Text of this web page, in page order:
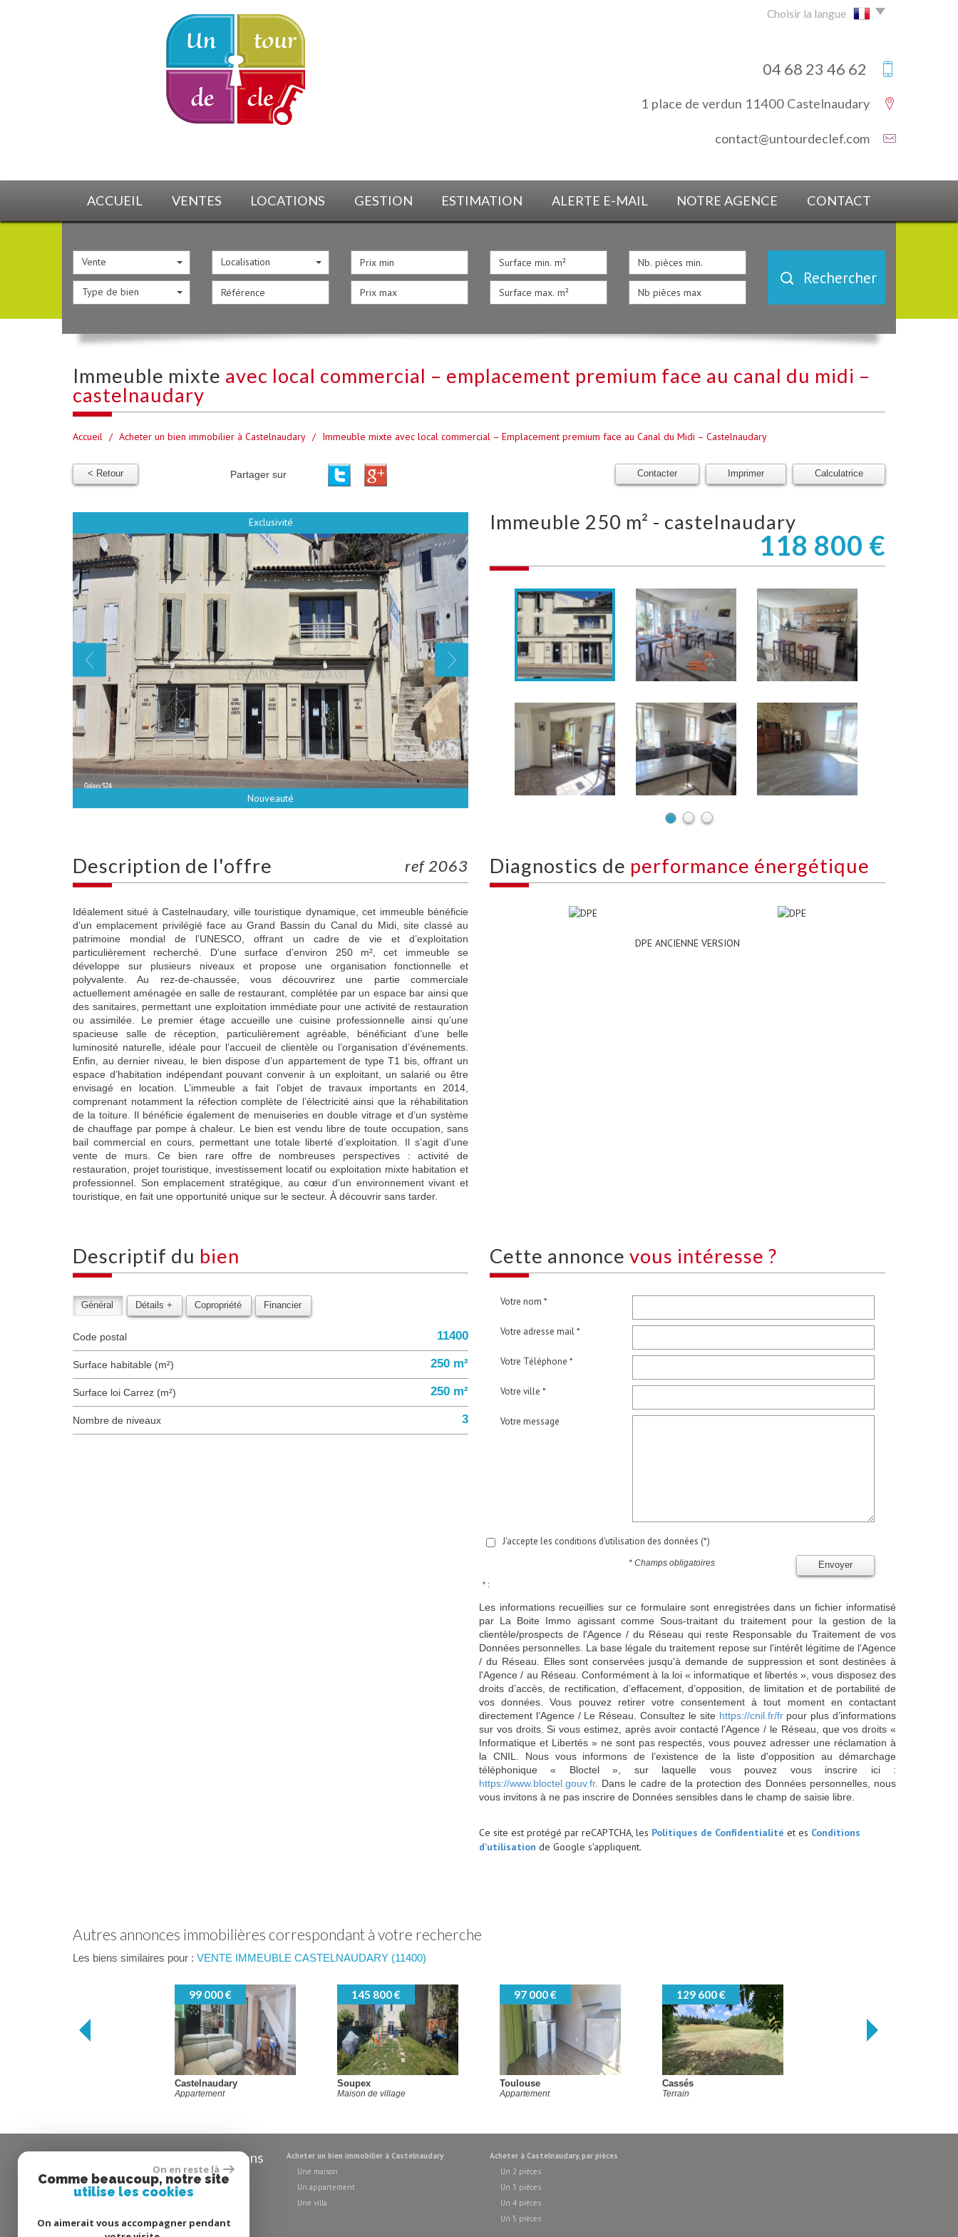
Choisir la langue
04 68 23 46 62
1 place de verdun 11400 Castelnaudary
contact@untourdeclef.com
ACCUEIL VENTES LOCATIONS GESTION ESTIMATION ALERTE E-MAIL NOTRE AGENCE CONTACT
Vente
Type de bien
Localisation
Rechercher
immeuble mixte avec local commercial – emplacement premium face au canal du midi –
castelnaudary
Accueil Acheter un bien immobilier à Castelnaudary Immeuble mixte avec local commercial – Emplacement premium face au Canal du Midi – Castelnaudary
< Retour Partager sur Contacter Imprimer Calculatrice
Exclusivité
Nouveauté
immeuble 250 m² - castelnaudary
118 800 €
description de l'offre ref 2063
Idéalement situé à Castelnaudary, ville touristique dynamique, cet immeuble bénéficie
d’un emplacement privilégié face au Grand Bassin du Canal du Midi, site classé au
patrimoine mondial de l’UNESCO, offrant un cadre de vie et d’exploitation
particulièrement recherché. D’une surface d’environ 250 m², cet immeuble se
développe sur plusieurs niveaux et propose une organisation fonctionnelle et
polyvalente. Au rez-de-chaussée, vous découvrirez une partie commerciale
actuellement aménagée en salle de restaurant, complétée par un espace bar ainsi que
des sanitaires, permettant une exploitation immédiate pour une activité de restauration
ou assimilée. Le premier étage accueille une cuisine professionnelle ainsi qu’une
spacieuse salle de réception, particulièrement agréable, bénéficiant d’une belle
luminosité naturelle, idéale pour l’accueil de clientèle ou l’organisation d’événements.
Enfin, au dernier niveau, le bien dispose d’un appartement de type T1 bis, offrant un
espace d’habitation indépendant pouvant convenir à un exploitant, un salarié ou être
envisagé en location. L’immeuble a fait l’objet de travaux importants en 2014,
comprenant notamment la réfection complète de l’électricité ainsi que la réhabilitation
de la toiture. Il bénéficie également de menuiseries en double vitrage et d’un système
de chauffage par pompe à chaleur. Le bien est vendu libre de toute occupation, sans
bail commercial en cours, permettant une totale liberté d’exploitation. Il s’agit d’une
vente de murs. Ce bien rare offre de nombreuses perspectives : activité de
restauration, projet touristique, investissement locatif ou exploitation mixte habitation et
professionnel. Son emplacement stratégique, au cœur d’un environnement vivant et
touristique, en fait une opportunité unique sur le secteur. À découvrir sans tarder.
diagnostics de performance énergétique
DPE ANCIENNE VERSION
descriptif du bien
Général Détails + Copropriété Financier
Code postal 11400
Surface habitable (m²) 250 m²
Surface loi Carrez (m²) 250 m²
Nombre de niveaux 3
cette annonce vous intéresse ?
Votre nom *
Votre adresse mail *
Votre Téléphone *
Votre ville *
Votre message
J'accepte les conditions d'utilisation des données (*)
Envoyer
* Champs obligatoires
* :
Les informations recueillies sur ce formulaire sont enregistrées dans un fichier informatisé
par La Boite Immo agissant comme Sous-traitant du traitement pour la gestion de la
clientèle/prospects de l'Agence / du Réseau qui reste Responsable du Traitement de vos
Données personnelles. La base légale du traitement repose sur l'intérêt légitime de l'Agence
/ du Réseau. Elles sont conservées jusqu'à demande de suppression et sont destinées à
l'Agence / au Réseau. Conformément à la loi « informatique et libertés », vous disposez des
droits d’accès, de rectification, d’effacement, d’opposition, de limitation et de portabilité de
vos données. Vous pouvez retirer votre consentement à tout moment en contactant
directement l’Agence / Le Réseau. Consultez le site https://cnil.fr/frpour plus d’informations
sur vos droits. Si vous estimez, après avoir contacté l'Agence / le Réseau, que vos droits «
Informatique et Libertés » ne sont pas respectés, vous pouvez adresser une réclamation à
la CNIL. Nous vous informons de l’existence de la liste d'opposition au démarchage
téléphonique « Bloctel », sur laquelle vous pouvez vous inscrire ici :
https://www.bloctel.gouv.fr. Dans le cadre de la protection des Données personnelles, nous
vous invitons à ne pas inscrire de Données sensibles dans le champ de saisie libre.
Ce site est protégé par reCAPTCHA, les Politiques de Confidentialité et es Conditions
d'utilisation de Google s'appliquent.
autres annonces immobilières correspondant à votre recherche
Les biens similaires pour : VENTE IMMEUBLE CASTELNAUDARY (11400)
99 000 €
Castelnaudary
Appartement
145 800 €
Soupex
Maison de village
97 000 €
Toulouse
Appartement
129 600 €
Cassés
Terrain
de biens
dans votrerégion
acheter un bien immobilier à Castelnaudary
Une maison
Un appartement
Une villa
acheter à Castelnaudary, par pièces
Un 2 pièces
Un 3 pièces
Un 4 pièces
Un 5 pièces
On en reste là
Comme beaucoup, notre site
utilise les cookies
On aimerait vous accompagner pendant